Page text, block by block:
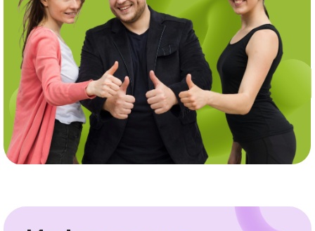
о формате